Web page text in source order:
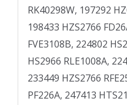
RK40298W, 197292
198433 HZS2766
FVE3108B, 224802
HS2966 RLE1008A,
233449 HZS2766
PF226A, 247413